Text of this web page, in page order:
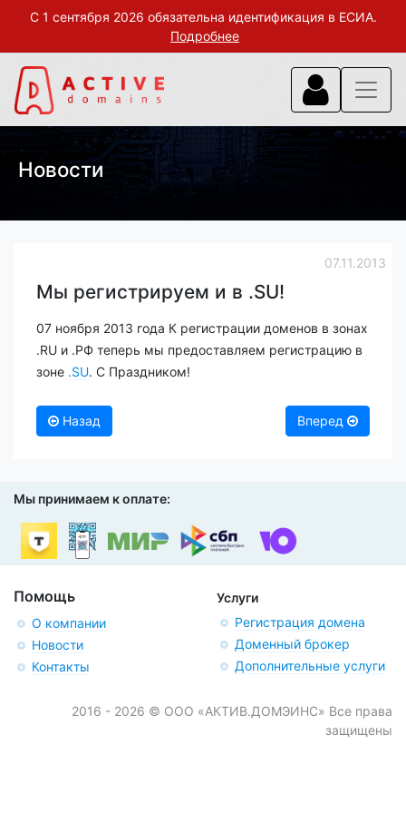
С 1 сентября 2026 обязательна идентификация в ЕСИА.
Подробнее
Новости
07.11.2013
Мы регистрируем и в .SU!
07 ноября 2013 года К регистрации доменов в зонах
.RU и .РФ теперь мы предоставляем регистрацию в
зоне .SU. С Праздником!
Назад Вперед
Мы принимаем к оплате:
Помощь
О компании
Новости
Контакты
Услуги
Регистрация домена
Доменный брокер
Дополнительные услуги
2016 - 2026 © ООО «АКТИВ.ДОМЭИНС» Все права
защищены